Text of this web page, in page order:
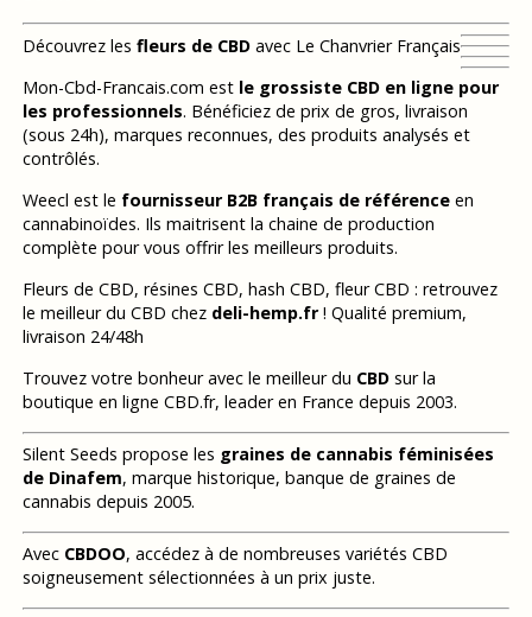
Découvrez les fleurs de CBDavec Le Chanvrier Français
Mon-Cbd-Francais.com est le grossiste CBD en ligne pour
les professionnels. Bénéficiez de prix de gros, livraison
(sous 24h), marques reconnues, des produits analysés et
contrôlés.
Weecl est le fournisseur B2B français de référenceen
cannabinoïdes. Ils maitrisent la chaine de production
complète pour vous offrir les meilleurs produits.
Fleurs de CBD, résines CBD, hash CBD, fleur CBD : retrouvez
le meilleur du CBD chez deli-hemp.fr! Qualité premium,
livraison 24/48h
Trouvez votre bonheur avec le meilleur du CBDsur la
boutique en ligne CBD.fr, leader en France depuis 2003.
Silent Seeds propose les graines de cannabis féminisées
de Dinafem, marque historique, banque de graines de
cannabis depuis 2005.
Avec CBDOO, accédez à de nombreuses variétés CBD
soigneusement sélectionnées à un prix juste.